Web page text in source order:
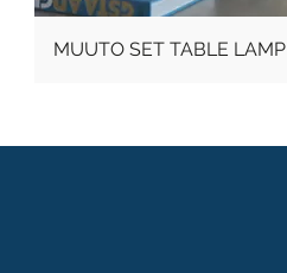
MUUTO SET TABLE LAMP